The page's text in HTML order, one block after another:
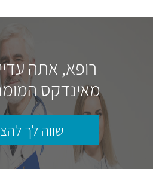
רופא, אתה
מאינדקס
שווה לך